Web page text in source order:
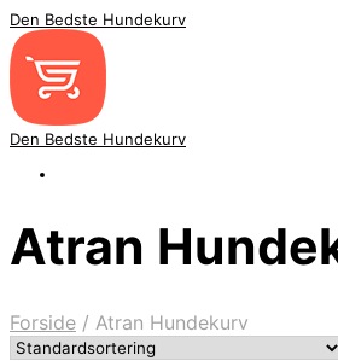
Den Bedste Hundekurv
Den Bedste Hundekurv
Atran
Forside / Atran Hundekurv